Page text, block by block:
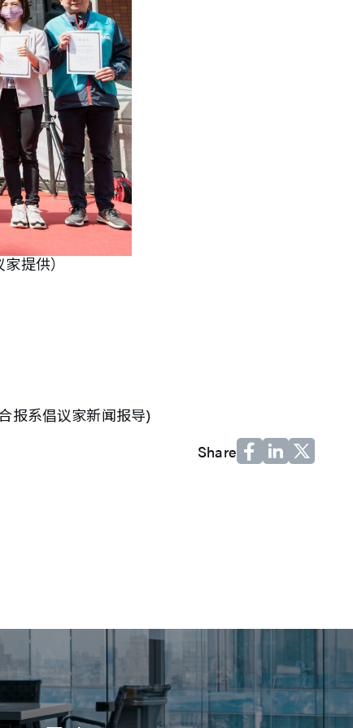
提供）
报系倡议家新闻报导)
Share